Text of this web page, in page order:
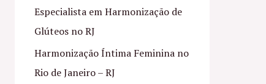
r
p
o
r
Especialista em Harmonização de
Glúteos no RJ
Harmonização Íntima Feminina no
Rio de Janeiro – RJ